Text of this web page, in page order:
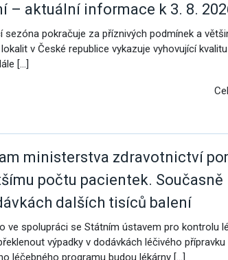
– aktuální informace k 3. 8.
sezóna pokračuje za příznivých podmínek a
v České republice vykazuje vyhovující
[…]
ministerstva zdravotnictví
počtu pacientek. Současně
dalších tisíců balení
ve spolupráci se Státním ústavem pro kontrolu
výpadky v dodávkách léčivého přípravku
léčebného programu budou lékárny […]